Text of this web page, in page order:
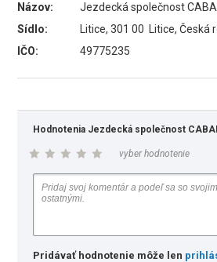
Názov:
Jezdecká společnost
Sídlo:
Litice, 301 00 Litice, Česká
IČO:
49775235
Hodnotenia Jezdecká společnost
vyber hodnotenie
Pridávať hodnotenie môže len